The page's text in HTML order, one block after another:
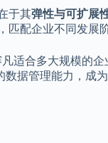
于其弹性与可扩展
匹配企业不同发
适合多大规模的企
据管理能力，成